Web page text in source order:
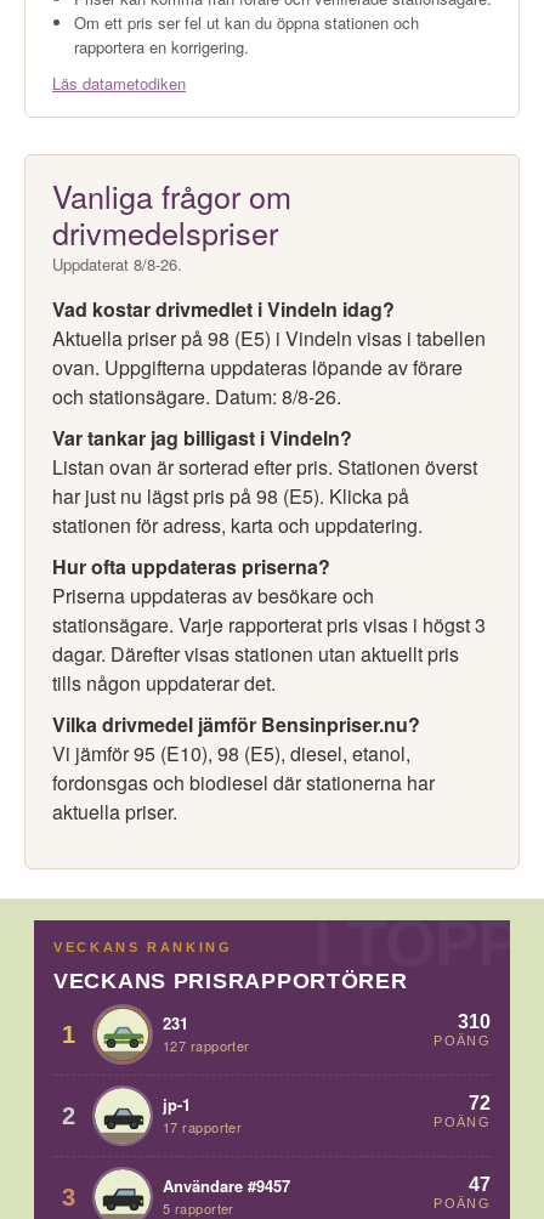
Om ett pris ser fel ut kan du öppna stationen och
rapportera en korrigering.
Läs datametodiken
Vanliga frågor om
drivmedelspriser
Uppdaterat 8/8-26.
Vad kostar drivmedlet i Vindeln idag?
Aktuella priser på 98 (E5) i Vindeln visas i tabellen
ovan. Uppgifterna uppdateras löpande av förare
och stationsägare. Datum: 8/8-26.
Var tankar jag billigast i Vindeln?
Listan ovan är sorterad efter pris. Stationen överst
har just nu lägst pris på 98 (E5). Klicka på
stationen för adress, karta och uppdatering.
Hur ofta uppdateras priserna?
Priserna uppdateras av besökare och
stationsägare. Varje rapporterat pris visas i högst 3
dagar. Därefter visas stationen utan aktuellt pris
tills någon uppdaterar det.
Vilka drivmedel jämför Bensinpriser.nu?
Vi jämför 95 (E10), 98 (E5), diesel, etanol,
fordonsgas och biodiesel där stationerna har
aktuella priser.
VECKANS RANKING
VECKANS PRISRAPPORTÖRER
1 231
127 rapporter
310
POÄNG
2 jp-1
17 rapporter
72
POÄNG
3 Användare #9457
5 rapporter
47
POÄNG